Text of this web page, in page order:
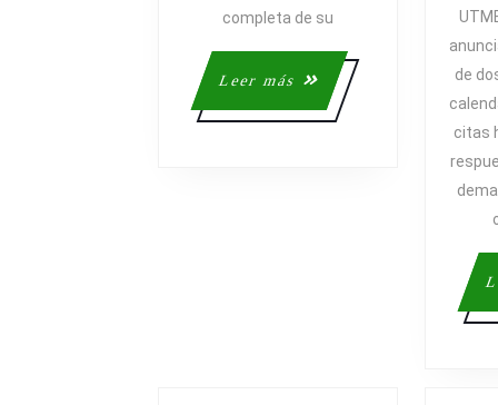
completa de su
Leer más
Leer
más
de
citas